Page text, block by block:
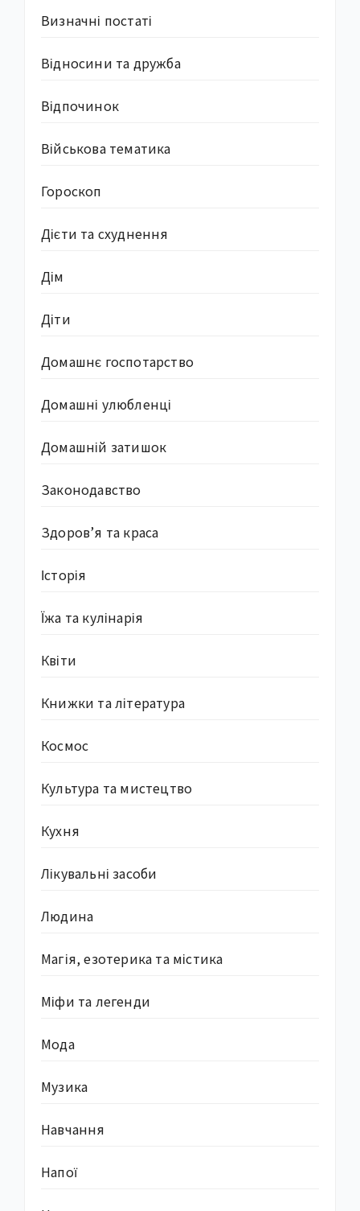
Визначні постаті
Відносини та дружба
Відпочинок
Військова тематика
Гороскоп
Дієти та схуднення
Дім
Діти
Домашнє госпотарство
Домашні улюбленці
Домашній затишок
Законодавство
Здоров’я та краса
Історія
Їжа та кулінарія
Квіти
Книжки та література
Космос
Культура та мистецтво
Кухня
Лікувальні засоби
Людина
Магія, езотерика та містика
Міфи та легенди
Мода
Музика
Навчання
Напої